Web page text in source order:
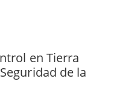
en Tierra
de la